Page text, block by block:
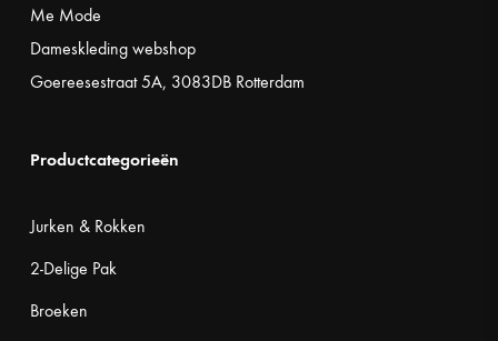
Me Mode
Dameskleding webshop
Goereesestraat 5A, 3083DB Rotterdam
Productcategorieën
Jurken & Rokken
2-Delige Pak
Broeken